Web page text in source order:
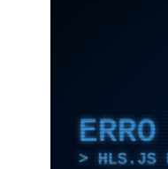
ERRO
HLS.JS